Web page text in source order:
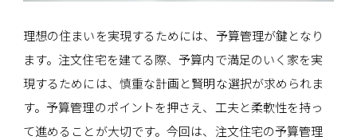
理想の住まいを実現するためには、予算管理が鍵となり
ます。注文住宅を建てる際、予算内で満足のいく家を実
現するためには、慎重な計画と賢明な選択が求められま
す。予算管理のポイントを押さえ、工夫と柔軟性を持っ
て進めることが大切です。今回は、注文住宅の予算管理